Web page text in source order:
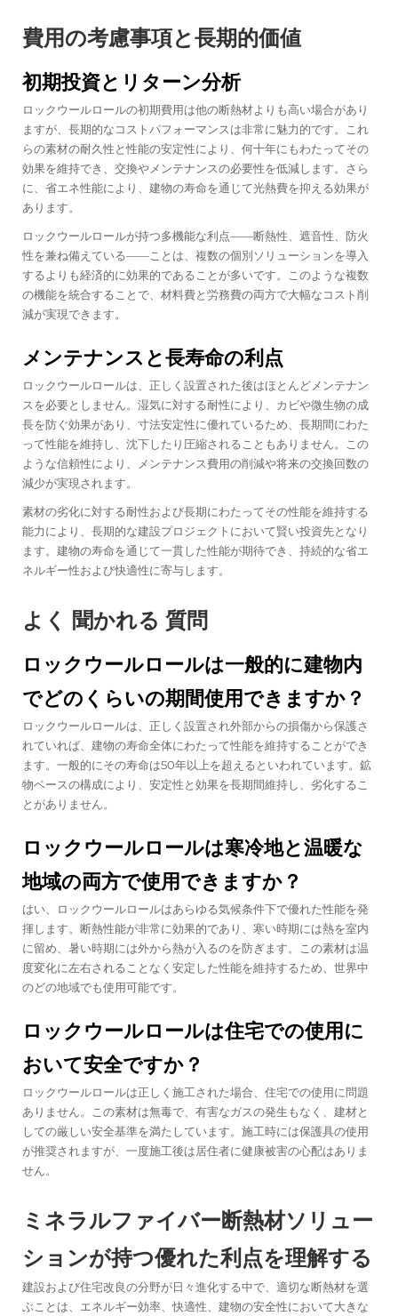
費用の考慮事項と長期的価値
初期投資とリターン分析
ロックウールロールの初期費用は他の断熱材よりも高い場合があり
ますが、長期的なコストパフォーマンスは非常に魅力的です。これ
らの素材の耐久性と性能の安定性により、何十年にもわたってその
効果を維持でき、交換やメンテナンスの必要性を低減します。さら
に、省エネ性能により、建物の寿命を通じて光熱費を抑える効果が
あります。
ロックウールロールが持つ多機能な利点――断熱性、遮音性、防火
性を兼ね備えている――ことは、複数の個別ソリューションを導入
するよりも経済的に効果的であることが多いです。このような複数
の機能を統合することで、材料費と労務費の両方で大幅なコスト削
減が実現できます。
メンテナンスと長寿命の利点
ロックウールロールは、正しく設置された後はほとんどメンテナン
スを必要としません。湿気に対する耐性により、カビや微生物の成
長を防ぐ効果があり、寸法安定性に優れているため、長期間にわた
って性能を維持し、沈下したり圧縮されることもありません。この
ような信頼性により、メンテナンス費用の削減や将来の交換回数の
減少が実現されます。
素材の劣化に対する耐性および長期にわたってその性能を維持する
能力により、長期的な建設プロジェクトにおいて賢い投資先となり
ます。建物の寿命を通じて一貫した性能が期待でき、持続的な省エ
ネルギー性および快適性に寄与します。
よく 聞かれる 質問
ロックウールロールは一般的に建物内
でどのくらいの期間使用できますか？
ロックウールロールは、正しく設置され外部からの損傷から保護さ
れていれば、建物の寿命全体にわたって性能を維持することができ
ます。一般的にその寿命は50年以上を超えるといわれています。鉱
物ベースの構成により、安定性と効果を長期間維持し、劣化するこ
とがありません。
ロックウールロールは寒冷地と温暖な
地域の両方で使用できますか？
はい、ロックウールロールはあらゆる気候条件下で優れた性能を発
揮します。断熱性能が非常に効果的であり、寒い時期には熱を室内
に留め、暑い時期には外から熱が入るのを防ぎます。この素材は温
度変化に左右されることなく安定した性能を維持するため、世界中
のどの地域でも使用可能です。
ロックウールロールは住宅での使用に
おいて安全ですか？
ロックウールロールは正しく施工された場合、住宅での使用に問題
ありません。この素材は無毒で、有害なガスの発生もなく、建材と
しての厳しい安全基準を満たしています。施工時には保護具の使用
が推奨されますが、一度施工後は居住者に健康被害の心配はありま
せん。
ミネラルファイバー断熱材ソリュー
ションが持つ優れた利点を理解する
建設および住宅改良の分野が日々進化する中で、適切な断熱材を選
ぶことは、エネルギー効率、快適性、建物の安全性において大きな